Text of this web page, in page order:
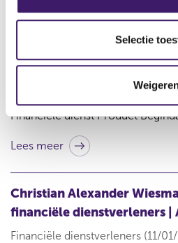
Selectie
Financiële dienstverleners (11/
van Hattem
van Hattem;Handelsnaam De
Vergunningnummer 12049071;
Financiële dienst Product
Lees meer
Christian Alexander
financiële dienstverleners |
Financiële dienstverleners (11/